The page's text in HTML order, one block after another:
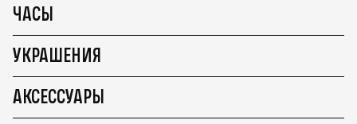
ЧАСЫ
УКРАШЕНИЯ
АКСЕССУАРЫ